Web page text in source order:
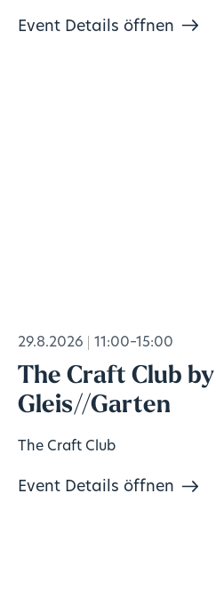
Event Details öffnen
29.8.2026 11:00–15:00
The Craft Club
Gleis//Garten
The Craft Club
Event Details öffnen